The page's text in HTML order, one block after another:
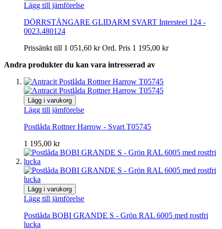
Lägg till jämförelse
DÖRRSTÄNGARE GLIDARM SVART Intersteel 124 -
0023.480124
Prissänkt till 1 051,60 kr Ord. Pris 1 195,00 kr
Andra produkter du kan vara intresserad av
Lägg i varukorg
Lägg till jämförelse
Postlåda Rottner Harrow - Svart T05745
1 195,00 kr
Lägg i varukorg
Lägg till jämförelse
Postlåda BOBI GRANDE S - Grön RAL 6005 med rostfri
lucka